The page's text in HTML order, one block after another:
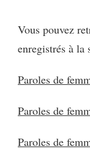
Vous pouvez
enregistrés à la
Paroles de
Paroles de
Paroles de